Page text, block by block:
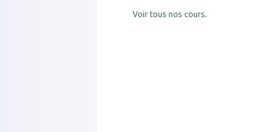
Voir tous nos cours.